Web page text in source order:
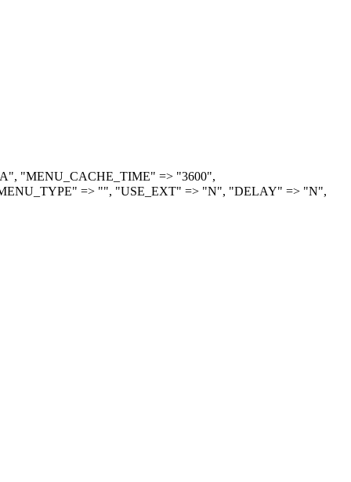
"MENU_CACHE_TIME" => "3600",
=> "", "USE_EXT" => "N", "DELAY" => "N",